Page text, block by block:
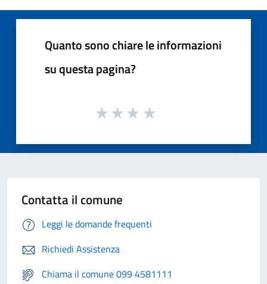
Quanto sono chiare le informazioni
su questa pagina?
Contatta il comune
Leggi le domande frequenti
Richiedi Assistenza
Chiama il comune 099 4581111